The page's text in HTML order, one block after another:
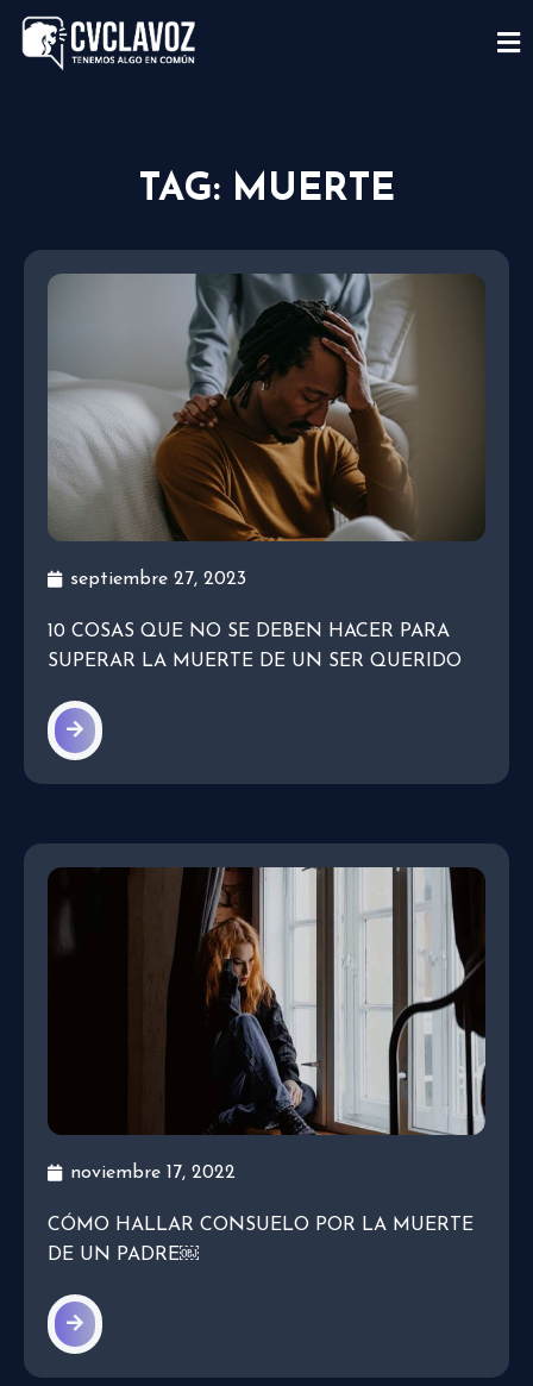
TAG: MUERTE
septiembre 27, 2023
10 COSAS QUE NO SE DEBEN HACER PARA
SUPERAR LA MUERTE DE UN SER QUERIDO
noviembre 17, 2022
CÓMO HALLAR CONSUELO POR LA MUERTE
DE UN PADRE￼